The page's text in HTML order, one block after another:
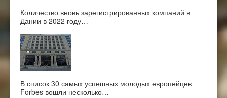
Количество вновь зарегистрированных компаний в
Дании в 2022 году…
В список 30 самых успешных молодых европейцев
Forbes вошли несколько…